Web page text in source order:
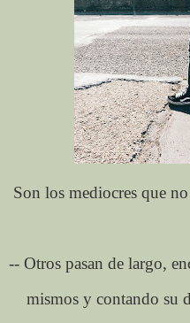
Son los mediocres que
-- Otros pasan de largo,
mismos y contando su